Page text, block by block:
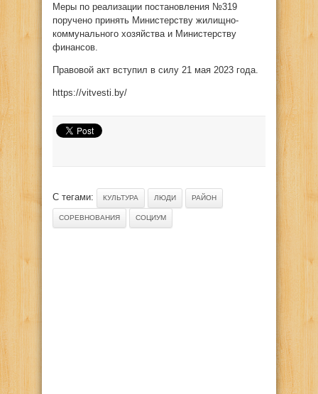
Меры по реализации постановления №319
поручено принять Министерству жилищно-
коммунального хозяйства и Министерству
финансов.
Правовой акт вступил в силу 21 мая 2023 года.
https://vitvesti.by/
С тегами: КУЛЬТУРА ЛЮДИ РАЙОН
СОРЕВНОВАНИЯ СОЦИУМ